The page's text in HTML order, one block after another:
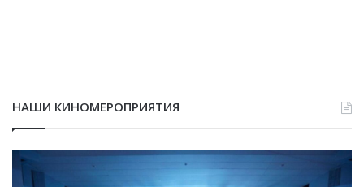
НАШИ КИНОМЕРОПРИЯТИЯ